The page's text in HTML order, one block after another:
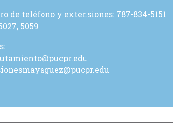
de teléfono y extensiones: 787-834-5151
5059